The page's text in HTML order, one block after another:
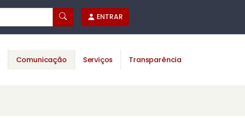
ENTRAR
Comunicação Serviços Transparência